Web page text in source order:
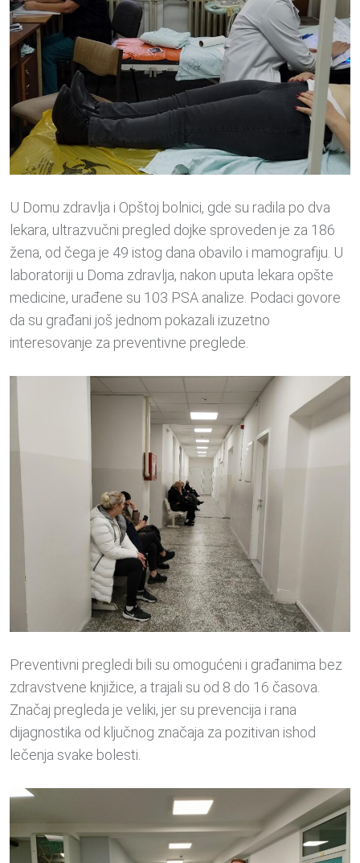
U Domu zdravlja i Opštoj bolnici, gde su radila po dva
lekara, ultrazvučni pregled dojke sproveden je za 186
žena, od čega je 49 istog dana obavilo i mamografiju. U
laboratoriji u Doma zdravlja, nakon uputa lekara opšte
medicine, urađene su 103 PSA analize. Podaci govore
da su građani još jednom pokazali izuzetno
interesovanje za preventivne preglede.
Preventivni pregledi bili su omogućeni i građanima bez
zdravstvene knjižice, a trajali su od 8 do 16 časova.
Značaj pregleda je veliki, jer su prevencija i rana
dijagnostika od ključnog značaja za pozitivan ishod
lečenja svake bolesti.